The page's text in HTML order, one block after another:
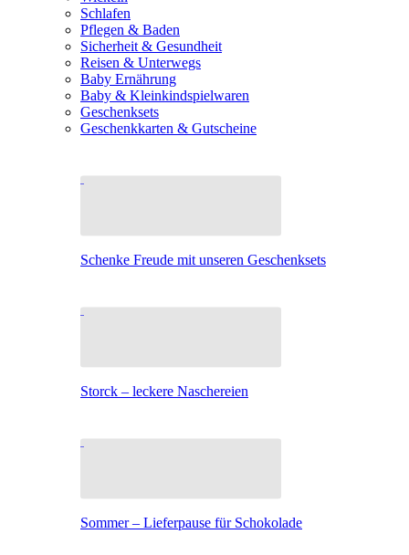
Schlafen
Pflegen & Baden
Sicherheit & Gesundheit
Reisen & Unterwegs
Baby Ernährung
Baby & Kleinkindspielwaren
Geschenksets
Geschenkkarten & Gutscheine
Schenke Freude mit unseren Geschenksets
Storck – leckere Naschereien
Sommer – Lieferpause für Schokolade